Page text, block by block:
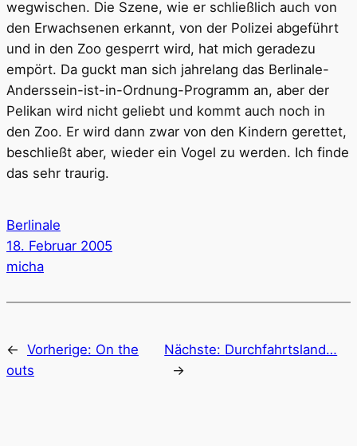
wegwischen. Die Szene, wie er schließlich auch von
den Erwachsenen erkannt, von der Polizei abgeführt
und in den Zoo gesperrt wird, hat mich geradezu
empört. Da guckt man sich jahrelang das Berlinale-
Anderssein-ist-in-Ordnung-Programm an, aber der
Pelikan wird nicht geliebt und kommt auch noch in
den Zoo. Er wird dann zwar von den Kindern gerettet,
beschließt aber, wieder ein Vogel zu werden. Ich finde
das sehr traurig.
Berlinale
18. Februar 2005
micha
← Vorherige: On the
outs
Nächste: Durchfahrtsland…
→